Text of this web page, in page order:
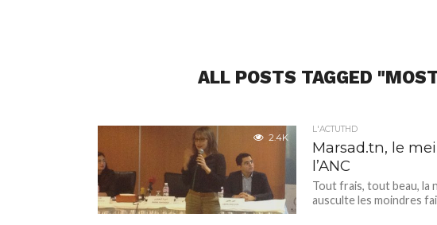
ALL POSTS TAGGED
2.4K
L'ACTUTHD
Marsad.tn, le
l’ANC
Tout frais, tout beau, la
ausculte les moindres